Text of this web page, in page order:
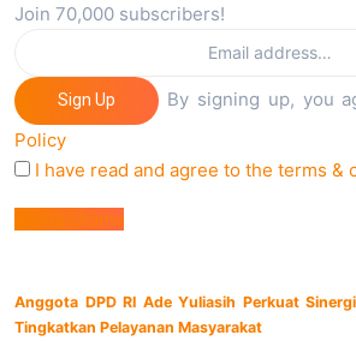
Join 70,000 subscribers!
Sign Up By signing up, you
Policy
I have read and agree to the terms &
Berita Utama
Anggota DPD RI Ade Yuliasih Perkuat
Tingkatkan Pelayanan Masyarakat